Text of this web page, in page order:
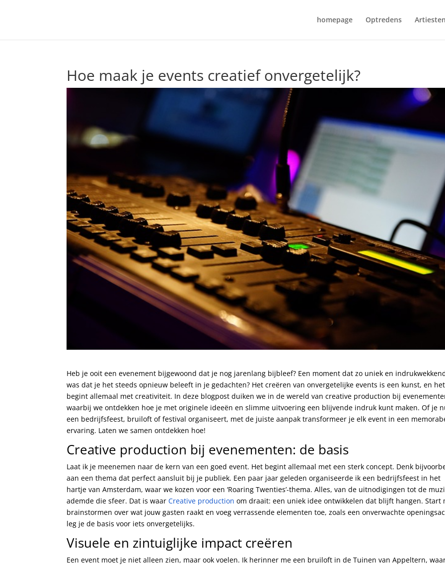
homepage Optredens Artiesten
Hoe maak je events creatief onvergetelijk?
Heb je ooit een evenement bijgewoond dat je nog jarenlang bijbleef? Een moment dat zo uniek en
was dat je het steeds opnieuw beleeft in je gedachten? Het creëren van onvergetelijke events is een kunst, en het
begint allemaal met creativiteit. In deze blogpost duiken we in de wereld van creative production bij
waarbij we ontdekken hoe je met originele ideeën en slimme uitvoering een blijvende indruk kunt maken. Of je
een bedrijfsfeest, bruiloft of festival organiseert, met de juiste aanpak transformeer je elk event in een
ervaring. Laten we samen ontdekken hoe!
Creative production bij evenementen: de basis
Laat ik je meenemen naar de kern van een goed event. Het begint allemaal met een sterk concept. Denk
aan een thema dat perfect aansluit bij je publiek. Een paar jaar geleden organiseerde ik een bedrijfsfeest in het
hartje van Amsterdam, waar we kozen voor een ‘Roaring Twenties’-thema. Alles, van de uitnodigingen tot de
ademde die sfeer. Dat is waarCreative production om draait: een uniek idee ontwikkelen dat blijft hangen. Start
brainstormen over wat jouw gasten raakt en voeg verrassende elementen toe, zoals een onverwachte
leg je de basis voor iets onvergetelijks.
Visuele en zintuiglijke impact creëren
Een event moet je niet alleen zien, maar ook voelen. Ik herinner me een bruiloft in de Tuinen van Appeltern,